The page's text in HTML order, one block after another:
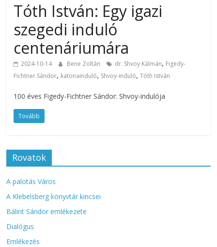
Tóth István: Egy igazi
szegedi induló
centenáriumára
2024-10-14 Bene Zoltán dr. Shvoy Kálmán, Figedy-
Fichtner Sándor, katonainduló, Shvoy-induló,Tóth István
100 éves Figedy-Fichtner Sándor: Shvoy-indulója
Tovább
Rovatok
A palotás Város
A Klebelsberg könyvtár kincsei
Bálint Sándor emlékezete
Dialógus
Emlékezés